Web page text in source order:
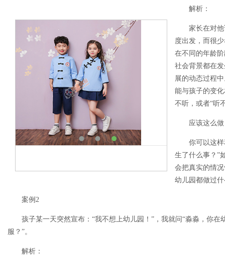
解析：
家长在对
度出发，而很
在不同的年龄
社会背景都在
展的动态过程
能与孩子的变
不听，或者“听
应该这么做
你可以这
生了什么事？”
会把真实的情
幼儿园都做过
案例2
孩子某一天突然宣布：“我不想上幼儿园！”，我就问“淼淼，你在
服？”。
解析：